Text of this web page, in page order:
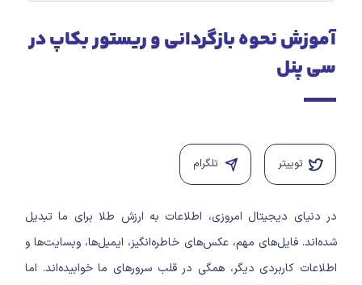
آموزش نحوه بازگردانی و ریستور بکاپ در
سی پنل
توییتر تلگرام
در دنیای دیجیتال امروزی، اطلاعات به ارزش طلا برای ما تبدیل
شده‌اند. فایل‌های مهم، عکس‌های خاطره‌انگیز، ایمیل‌ها، وبسایت‌ها و
اطلاعات کاربردی دیگر، همگی در قلب سرورهای ما خوابیده‌اند. اما